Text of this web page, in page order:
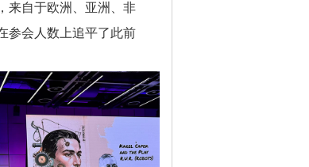
来自于欧洲、亚洲、非
参会人数上追平了此前